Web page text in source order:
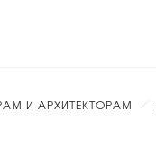
И АРХИТЕКТОРАМ